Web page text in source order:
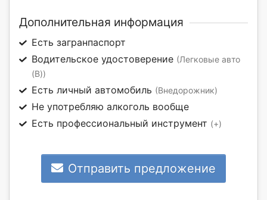
Дополнительная информация
Есть загранпаспорт
Водительское удостоверение (Легковые авто
(B))
Есть личный автомобиль (Внедорожник)
Не употребляю алкоголь вообще
Есть профессиональный инструмент (+)
Отправить предложение